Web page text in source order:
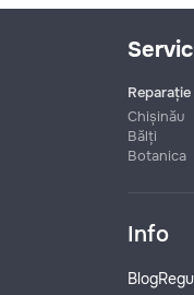
Chișinău
Bălți
Botanica
Info
Blog